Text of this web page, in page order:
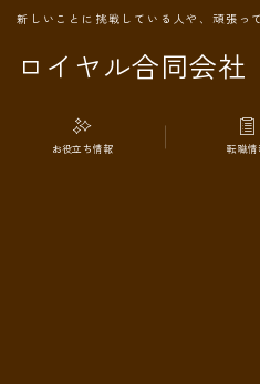
ロイヤル合同会社
新しいことに挑戦している人や、頑張っ
MENU
TOPページ
お役立ち情報 転職情